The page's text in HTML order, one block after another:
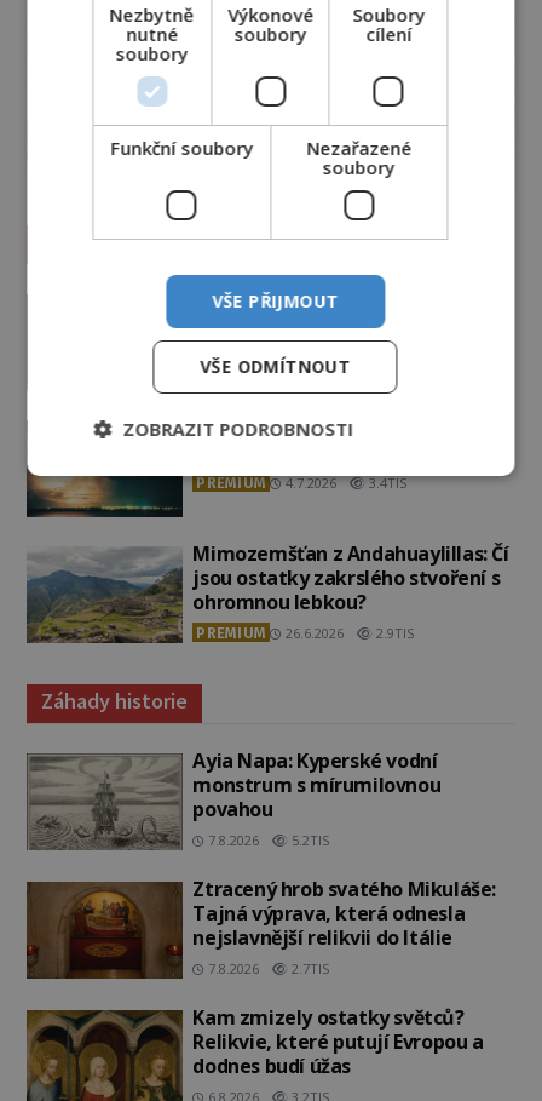
Vesmír a technologie
Podivné události roku 2023: Jsou
Američané v obležení UFO?
PREMIUM 27.7.2026
Nad australským městem
PREMIUM 4.7.2026 3.4TIS
Mimozemšťan z Andahuaylillas: Čí
jsou ostatky zakrslého stvoření s
ohromnou lebkou?
PREMIUM 26.6.2026 2.9TIS
Záhady historie
Ayia Napa: Kyperské vodní
monstrum s mírumilovnou
povahou
7.8.2026 5.2TIS
Ztracený hrob svatého Mikuláše:
Tajná výprava, která odnesla
nejslavnější relikvii do Itálie
7.8.2026 2.7TIS
Kam zmizely ostatky světců?
Relikvie, které putují Evropou a
dodnes budí úžas
6.8.2026 3.2TIS
Nezbytně
nutné
soubory
Výkonové
soubory
Soubory
cílení
Funkční soubory
Nezařazené
soubory
VŠE PŘIJMOUT
VŠE ODMÍTNOUT
ZOBRAZIT PODROBNOSTI